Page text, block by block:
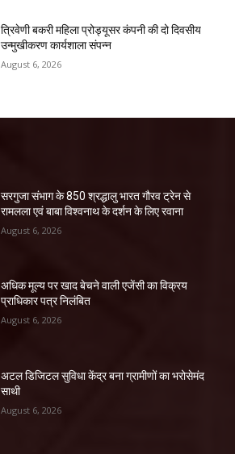
त्रिवेणी बकरी महिला प्रोड्यूसर कंपनी की दो दिवसीय
उन्मुखीकरण कार्यशाला संपन्न
August 6, 2026
सरगुजा संभाग के 850 श्रद्धालु भारत गौरव ट्रेन से
रामलला एवं बाबा विश्वनाथ के दर्शन के लिए रवाना
August 6, 2026
अधिक मूल्य पर खाद बेचने वाली एजेंसी का विक्रय
प्राधिकार पत्र निलंबित
August 6, 2026
अटल डिजिटल सुविधा केंद्र बना ग्रामीणों का भरोसेमंद
साथी
August 6, 2026